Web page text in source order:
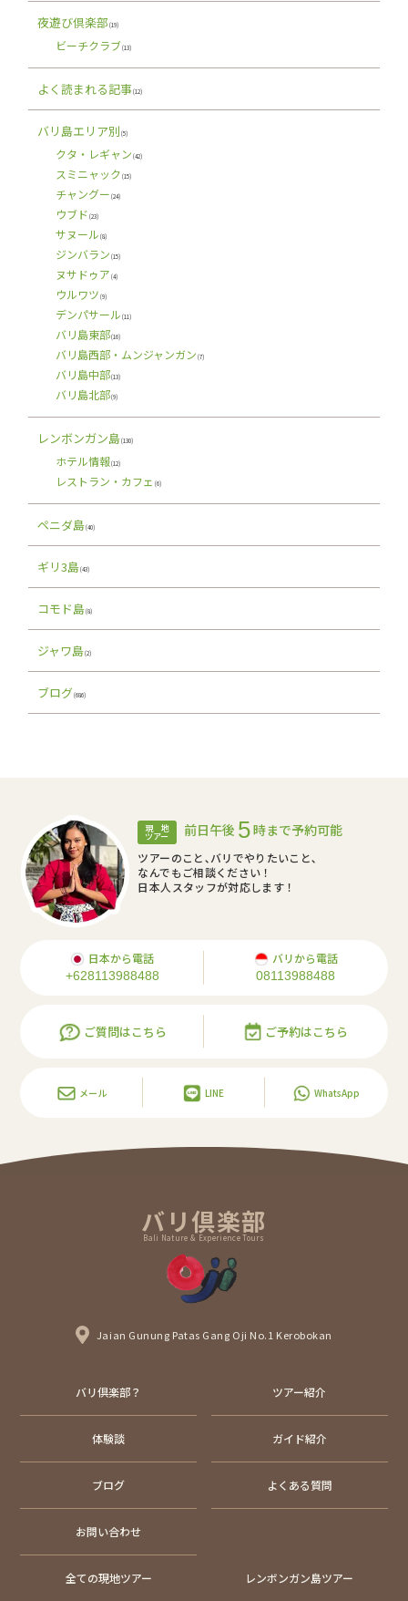
夜遊び倶楽部 (19)
ビーチクラブ(13)
よく読まれる記事(12)
バリ島エリア別 (5)
クタ・レギャン (42)
スミニャック (15)
チャングー (24)
ウブド (23)
サヌール (8)
ジンバラン (15)
ヌサドゥア (4)
ウルワツ (9)
デンパサール (11)
バリ島東部(16)
バリ島西部・ムンジャンガン (7)
バリ島中部(13)
バリ島北部(9)
レンボンガン島(130)
ホテル情報(12)
レストラン・カフェ (6)
ペニダ島(40)
ギリ3島(43)
コモド島(8)
ジャワ島(2)
ブログ(686)
現 地
ツアー 前日午後 5時まで予約可能
ツアーのこと､バリでやりたいこと､
なんでもご相談ください！
日本人スタッフが対応します！
日本から電話
+628113988488
バリから電話
08113988488
ご質問はこちら ご予約はこちら
メール LINE WhatsApp
バリ倶楽部
Bali Nature & Experience Tours
Jaian Gunung Patas Gang Oji No.1 Kerobokan
バリ倶楽部？ ツアー紹介
体験談 ガイド紹介
ブログ よくある質問
お問い合わせ
全ての現地ツアー レンボンガン島ツアー